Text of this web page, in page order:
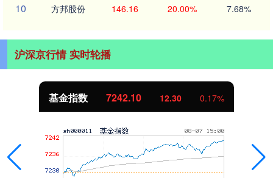
10 方邦股份 146.16 20.00% 7.68%
沪深京行情 实时轮播
基金指数 7242.10 12.30 0.17%